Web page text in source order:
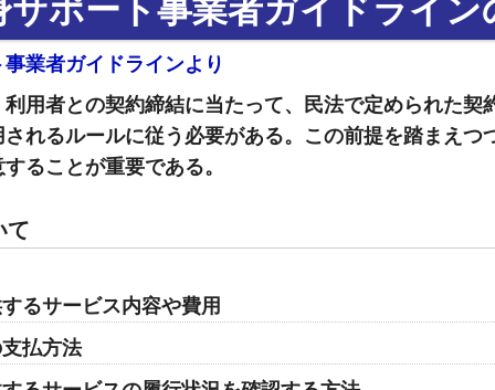
サポート事業者ガイドライン
業者ガイドラインより
用者との契約締結に当たって、民法で定められた契
れるルールに従う必要がある。この前提を踏まえつ
ることが重要である。
て
るサービス内容や費用
払方法